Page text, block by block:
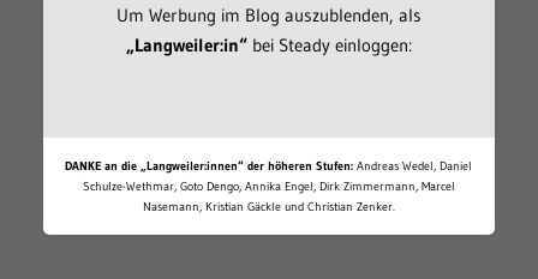
Um Werbung im Blog auszublenden, als
„Langweiler:in“bei Steady einloggen:
DANKE an die „Langweiler:innen“ der höheren Stufen: Andreas Wedel, Daniel
Schulze-Wethmar, Goto Dengo, Annika Engel, Dirk Zimmermann, Marcel
Nasemann, Kristian Gäckle und Christian Zenker.